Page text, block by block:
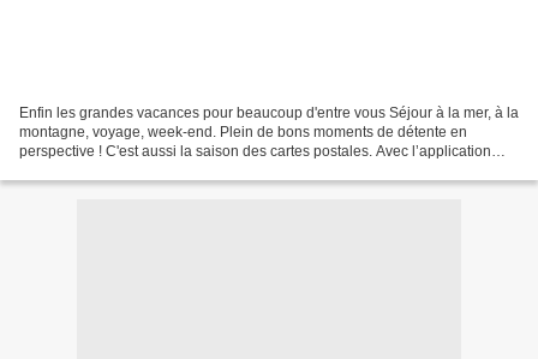
Enfin les grandes vacances pour beaucoup d'entre vous Séjour à la mer, à la
montagne, voyage, week-end. Plein de bons moments de détente en
perspective ! C'est aussi la saison des cartes postales. Avec l’application